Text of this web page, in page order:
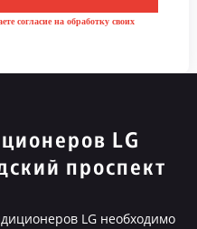
согласие на обработку своих
LG
проспект
LG необходимо